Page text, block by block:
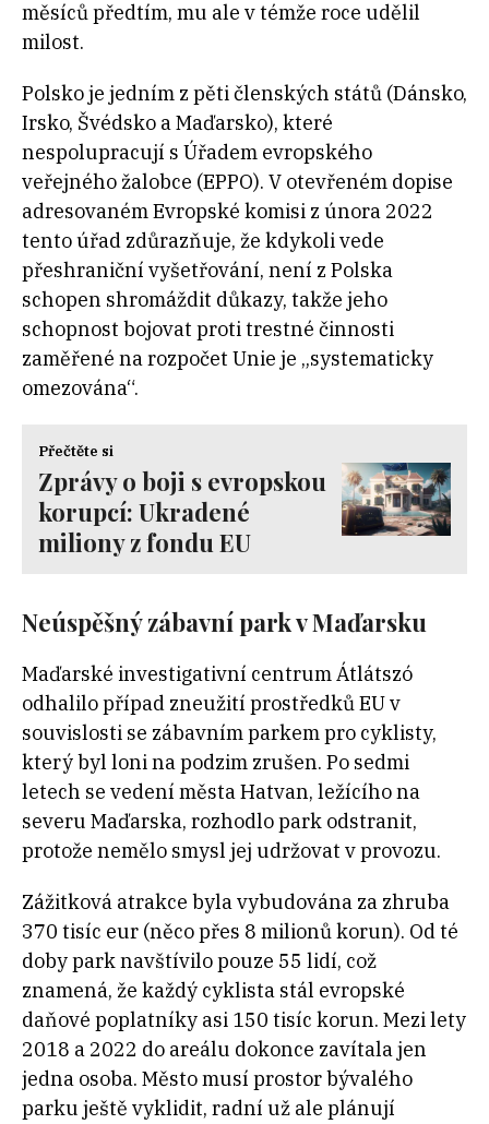
měsíců předtím, mu ale v témže roce udělil
milost.
Polsko je jedním z pěti členských států (Dánsko,
Irsko, Švédsko a Maďarsko), které
nespolupracují s Úřadem evropského
veřejného žalobce (EPPO). V otevřeném dopise
adresovaném Evropské komisi z února 2022
tento úřad zdůrazňuje, že kdykoli vede
přeshraniční vyšetřování, není z Polska
schopen shromáždit důkazy, takže jeho
schopnost bojovat proti trestné činnosti
zaměřené na rozpočet Unie je „systematicky
omezována“.
Přečtěte si
Zprávy o boji s evropskou
korupcí: Ukradené
miliony z fondu EU
Neúspěšný zábavní park v Maďarsku
Maďarské investigativní centrum Átlátszó
odhalilo případ zneužití prostředků EU v
souvislosti se zábavním parkem pro cyklisty,
který byl loni na podzim zrušen. Po sedmi
letech se vedení města Hatvan, ležícího na
severu Maďarska, rozhodlo park odstranit,
protože nemělo smysl jej udržovat v provozu.
Zážitková atrakce byla vybudována za zhruba
370 tisíc eur (něco přes 8 milionů korun). Od té
doby park navštívilo pouze 55 lidí, což
znamená, že každý cyklista stál evropské
daňové poplatníky asi 150 tisíc korun. Mezi lety
2018 a 2022 do areálu dokonce zavítala jen
jedna osoba. Město musí prostor bývalého
parku ještě vyklidit, radní už ale plánují